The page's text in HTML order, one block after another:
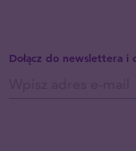
Dołącz do newslettera i